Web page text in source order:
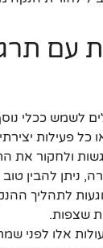
עם
לשמש ככלי
כל פעילות
ולחקור את
ניתן להבין טוב
לתהליך
שצפות.
אלו לפני